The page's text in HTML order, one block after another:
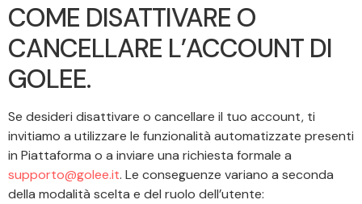
COME DISATTIVARE O
CANCELLARE L’ACCOUNT DI
GOLEE.
Se desideri disattivare o cancellare il tuo account, ti
invitiamo a utilizzare le funzionalità automatizzate presenti
in Piattaforma o a inviare una richiesta formale a
supporto@golee.it. Le conseguenze variano a seconda
della modalità scelta e del ruolo dell’utente: